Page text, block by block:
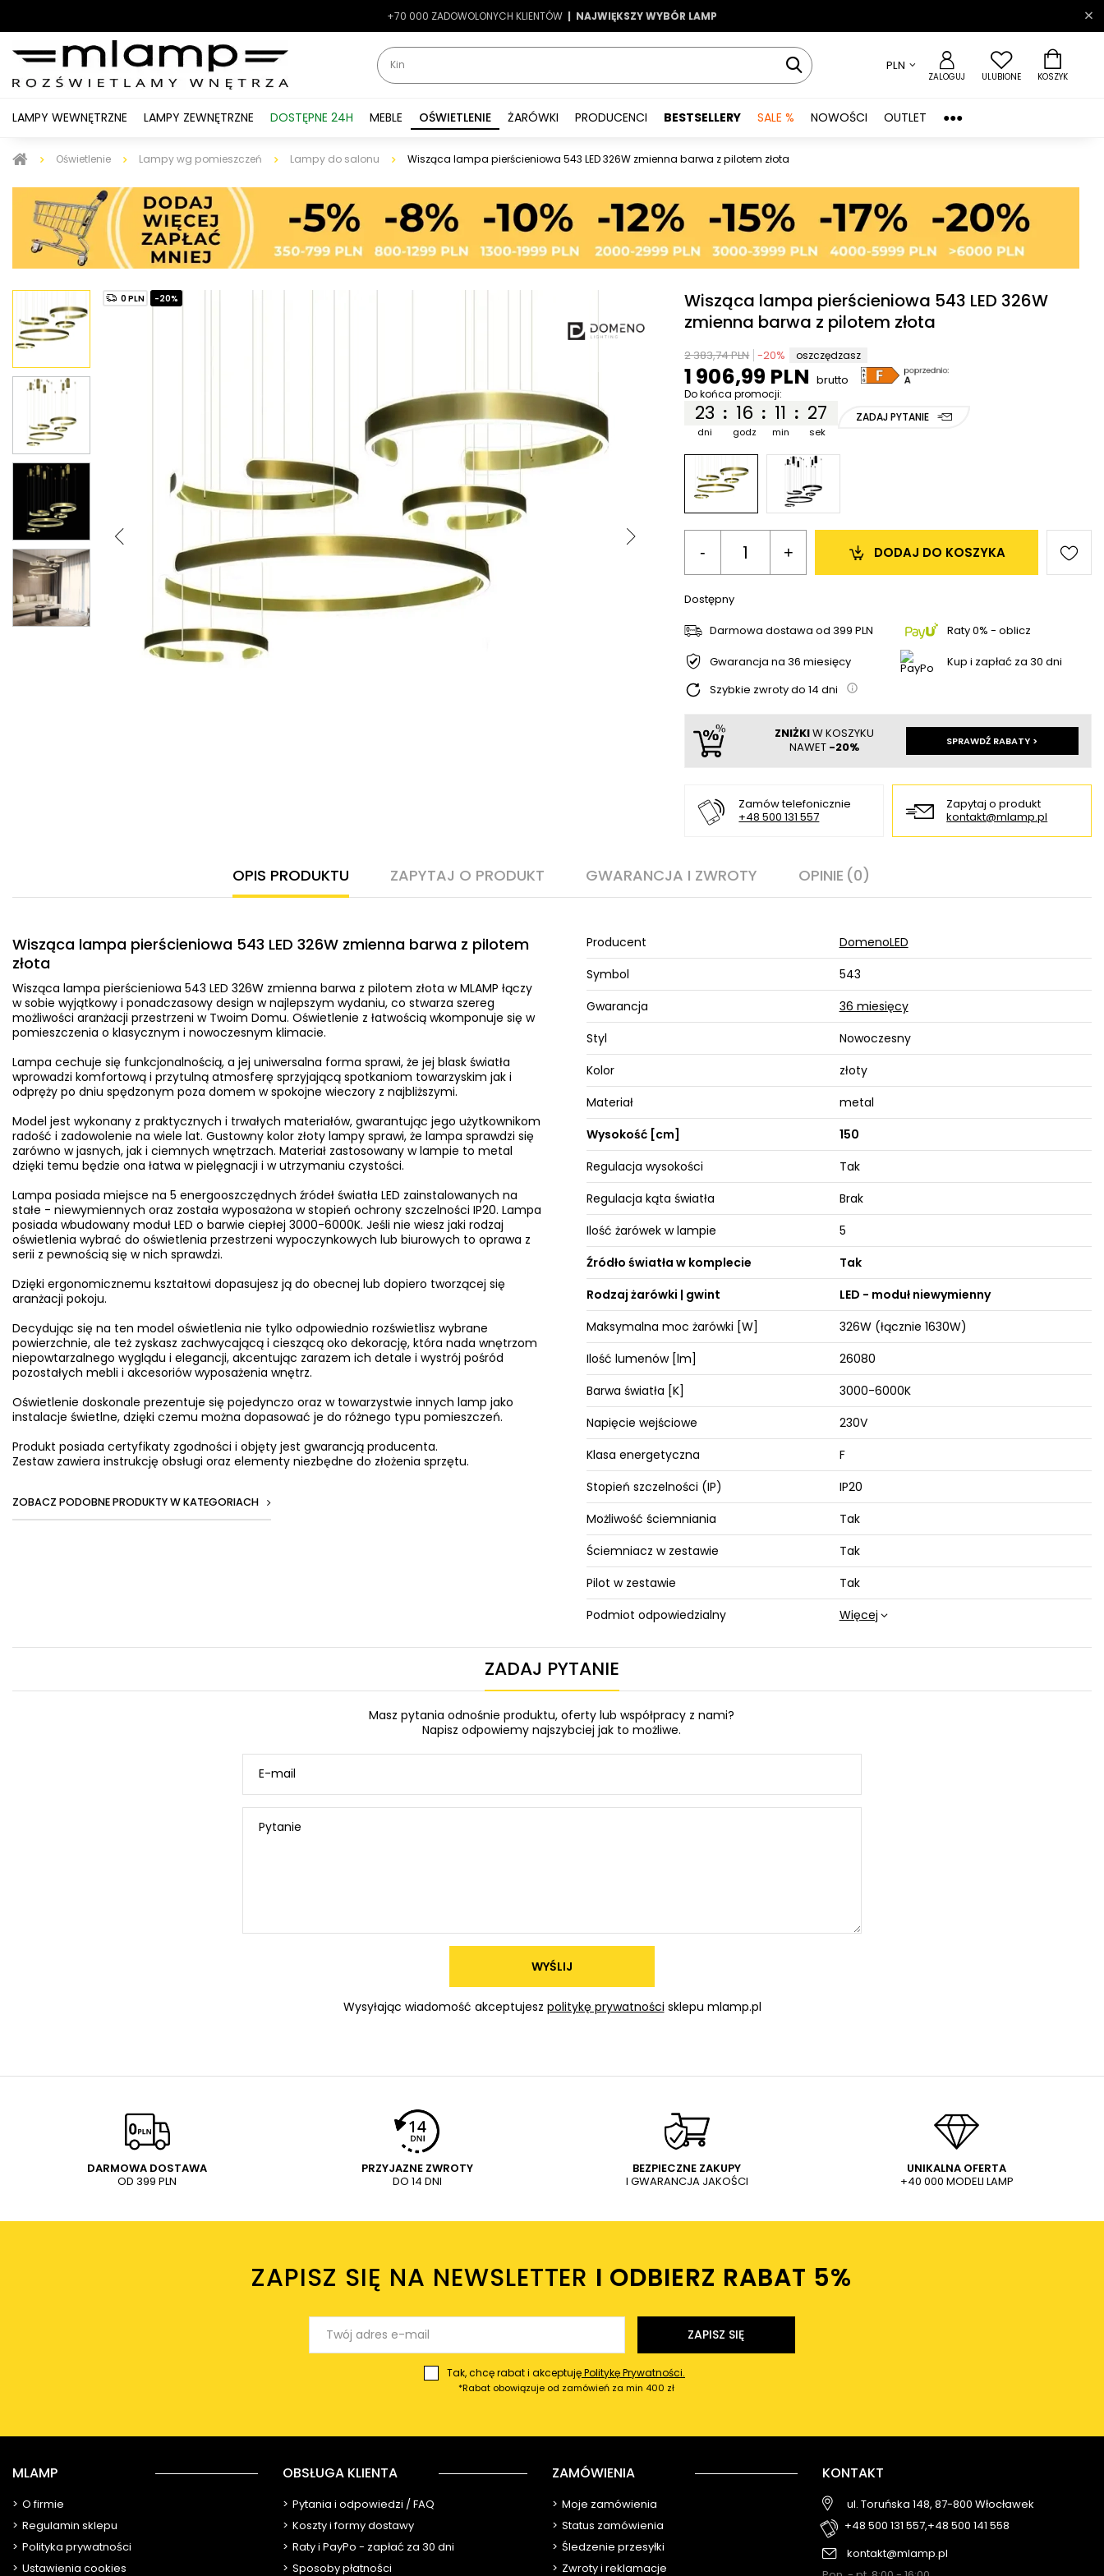
-7% LATO7
+70 000 ZADOWOLONYCH KLIENTÓW | NAJWIĘKSZY WYBÓR LAMP
| |
PLN
ZALOGUJ ULUBIONE KOSZYK
LAMPY WEWNĘTRZNE LAMPY ZEWNĘTRZNE DOSTĘPNE 24H MEBLE OŚWIETLENIE ŻARÓWKI PRODUCENCI BESTSELLERY SALE % NOWOŚCI OUTLET ●●●
Oświetlenie Lampy wg pomieszczeń Lampy do salonu Wisząca lampa pierścieniowa 543 LED 326W zmienna barwa z pilotem złota
0 PLN -20%
Wisząca lampa pierścieniowa 543 LED 326W
zmienna barwa z pilotem złota
2 383,74 PLN -20% oszczędzasz
1 906,99 PLN brutto
Do końca promocji:
:
dni
23 :
godz
16 :
min
11
sek
26 ZADAJ PYTANIE
- + DO KOSZYKA
Dostępny
Darmowa dostawa od399 PLN
Raty 0% - oblicz
Gwarancja na 36 miesięcy
Kup i zapłać za 30 dni
Szybkie zwroty do 14 dni
ZNIŻKIW KOSZYKU
NAWET -20% SPRAWDŹ RABATY >
Zamów telefonicznie
+48 500 131 557
Zapytaj o produkt
kontakt@mlamp.pl
OPIS PRODUKTU ZAPYTAJ O PRODUKT GWARANCJA I ZWROTY OPINIE (0)
Wisząca lampa pierścieniowa 543 LED 326W zmienna barwa z pilotem
złota
Wisząca lampa pierścieniowa 543 LED 326W zmienna barwa z pilotem złota w MLAMP łączy
w sobie wyjątkowy i ponadczasowy design w najlepszym wydaniu, co stwarza szereg
możliwości aranżacji przestrzeni w Twoim Domu. Oświetlenie z łatwością wkomponuje się w
pomieszczenia o klasycznym i nowoczesnym klimacie.
Lampa cechuje się funkcjonalnością, a jej uniwersalna forma sprawi, że jej blask światła
wprowadzi komfortową i przytulną atmosferę sprzyjającą spotkaniom towarzyskim jak i
odpręży po dniu spędzonym poza domem w spokojne wieczory z najbliższymi.
Model jest wykonany z praktycznych i trwałych materiałów, gwarantując jego użytkownikom
radość i zadowolenie na wiele lat. Gustowny kolor złoty lampy sprawi, że lampa sprawdzi się
zarówno w jasnych, jak i ciemnych wnętrzach. Materiał zastosowany w lampie to metal
dzięki temu będzie ona łatwa w pielęgnacji i w utrzymaniu czystości.
Lampa posiada miejsce na 5 energooszczędnych źródeł światła LED zainstalowanych na
stałe - niewymiennych oraz została wyposażona w stopień ochrony szczelności IP20. Lampa
posiada wbudowany moduł LED o barwie ciepłej 3000-6000K. Jeśli nie wiesz jaki rodzaj
oświetlenia wybrać do oświetlenia przestrzeni wypoczynkowych lub biurowych to oprawa z
serii z pewnością się w nich sprawdzi.
Dzięki ergonomicznemu kształtowi dopasujesz ją do obecnej lub dopiero tworzącej się
aranżacji pokoju.
Decydując się na ten model oświetlenia nie tylko odpowiednio rozświetlisz wybrane
powierzchnie, ale też zyskasz zachwycającą i cieszącą oko dekorację, która nada wnętrzom
niepowtarzalnego wyglądu i elegancji, akcentując zarazem ich detale i wystrój pośród
pozostałych mebli i akcesoriów wyposażenia wnętrz.
Oświetlenie doskonale prezentuje się pojedynczo oraz w towarzystwie innych lamp jako
instalacje świetlne, dzięki czemu można dopasować je do różnego typu pomieszczeń.
Produkt posiada certyfikaty zgodności i objęty jest gwarancją producenta.
Zestaw zawiera instrukcję obsługi oraz elementy niezbędne do złożenia sprzętu.
ZOBACZ PODOBNE PRODUKTY W KATEGORIACH
Producent
DomenoLED
Symbol
543
Gwarancja
36 miesięcy
Styl
Nowoczesny
Kolor
złoty
Materiał
metal
Wysokość [cm]
150
Regulacja wysokości
Tak
Regulacja kąta światła
Brak
Ilość żarówek w lampie
5
Źródło światła w komplecie
Tak
Rodzaj żarówki | gwint
LED - moduł niewymienny
Maksymalna moc żarówki [W]
326W (łącznie 1630W)
Ilość lumenów [lm]
26080
Barwa światła [K]
3000-6000K
Napięcie wejściowe
230V
Klasa energetyczna
F
Stopień szczelności (IP)
IP20
Możliwość ściemniania
Tak
Ściemniacz w zestawie
Tak
Pilot w zestawie
Tak
Podmiot odpowiedzialny
Więcej
ZADAJ PYTANIE
Masz pytania odnośnie produktu, oferty lub współpracy z nami?
Napisz odpowiemy najszybciej jak to możliwe.
E-mail
Pytanie
WYŚLIJ
Wysyłając wiadomość akceptujesz politykę prywatności sklepu mlamp.pl
DARMOWA DOSTAWA
OD 399 PLN
PRZYJAZNE ZWROTY
DO 14 DNI
BEZPIECZNE ZAKUPY
I GWARANCJA JAKOŚCI
UNIKALNA OFERTA
+40 000 MODELI LAMP
ZAPISZ SIĘ NA NEWSLETTER I ODBIERZ RABAT 5%ㅤ
ZAPISZ SIĘ
Tak, chcę rabat i akceptujęPolitykę Prywatności.
*Rabat obowiązuje od zamówień za min 400 zł
MLAMP
O firmie
Regulamin sklepu
Polityka prywatności
Ustawienia cookies
OBSŁUGA KLIENTA
Pytania i odpowiedzi / FAQ
Koszty i formy dostawy
Raty i PayPo - zapłać za 30 dni
Sposoby płatności
ZAMÓWIENIA
Moje zamówienia
Status zamówienia
Śledzenie przesyłki
Zwroty i reklamacje
KONTAKT
ul. Toruńska 148, 87-800 Włocławek
+48 500 131 557,+48 500 141 558
kontakt@mlamp.pl